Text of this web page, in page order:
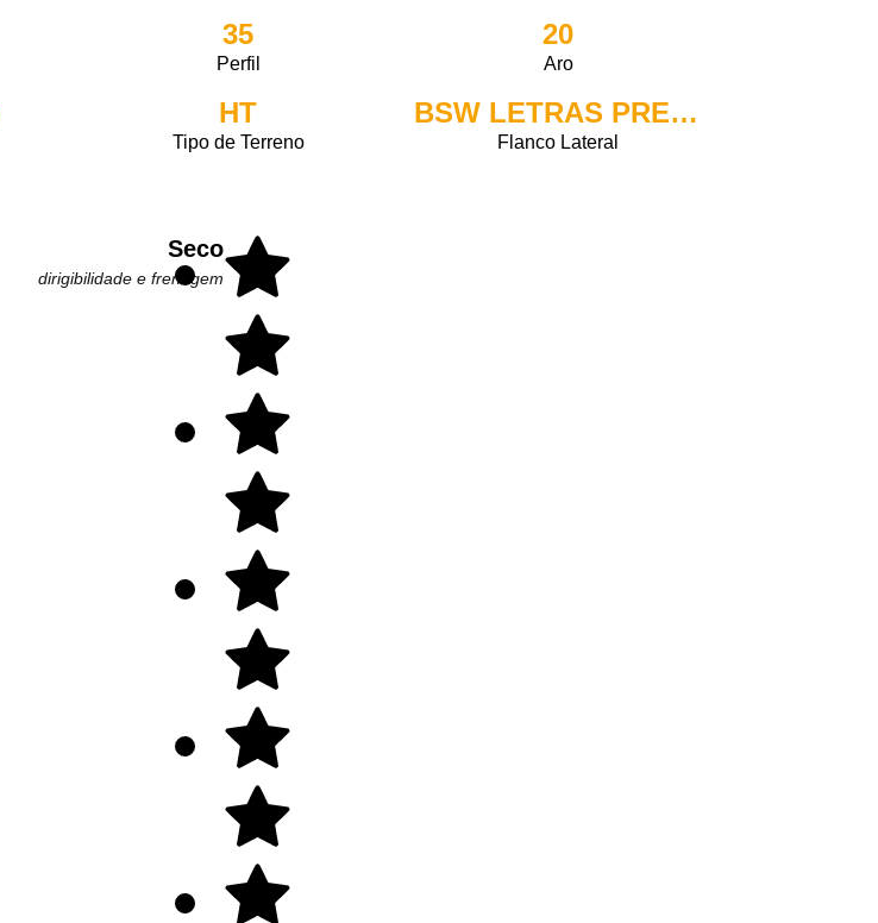
35
Perfil
20
Aro
HT
Tipo de Terreno
BSW LETRAS PRETAS
Flanco Lateral
Seco
dirigibilidade e frenagem